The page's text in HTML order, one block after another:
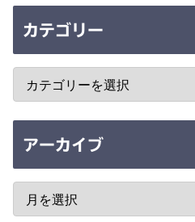
カテゴリー
アーカイブ